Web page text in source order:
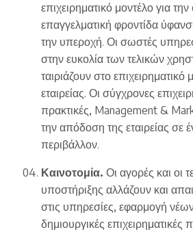
επιχειρηματικό μοντέλο για
επαγγελματική φροντίδα
την υπεροχή. Οι σωστές
στην ευκολία των τελικών
ταιριάζουν στο επιχειρηματικό
εταιρείας. Οι σύγχρονες
πρακτικές, Management &
την απόδοση της εταιρείας σε
περιβάλλον.
Καινοτομία. Οι αγορές και οι
υποστήριξης αλλάζουν και
στις υπηρεσίες, εφαρμογή
δημιουργικές επιχειρηματικές